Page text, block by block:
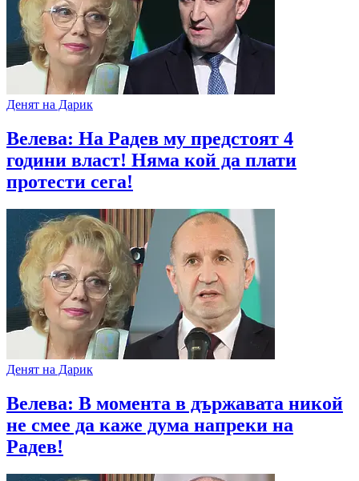
Денят на Дарик
Велева: На Радев му предстоят 4
години власт! Няма кой да плати
протести сега!
Денят на Дарик
Велева: В момента в държавата никой
не смее да каже дума напреки на
Радев!